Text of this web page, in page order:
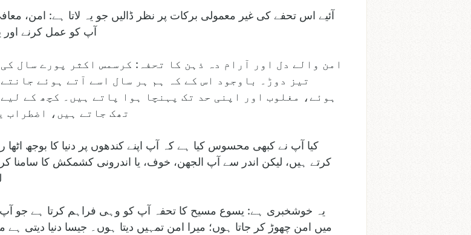
آئیے اس تحفے کی غیر معمولی برکات پر نظر ڈالیں جو یہ لاتا ہے: امن،
آپ کو عمل کرنے اور
امن والے دل اور آرام دہ ذہن کا تحفہ: کرسمس اکثر پورے سال
تیز دوڑ۔ باوجود اس کے کہ ہم ہر سال اسے آتے ہوئے
ہوئے، مغلوب اور اپنی حد تک پہنچا ہوا پاتے ہیں۔ کچھ کے
تھک جاتے ہیں، اضطراب
کیا آپ نے کبھی محسوس کیا ہے کہ آپ اپنے کندھوں پر دنیا کا بوجھ
کرتے ہیں، لیکن اندر سے آپ الجھن، خوف، یا اندرونی کشمکش کا سامنا
یہ خوشخبری ہے: یسوع مسیح کا تحفہ آپ کو وہی فراہم کرتا ہے جو آپ
میں امن چھوڑ کر جاتا ہوں؛ میرا امن تمہیں دیتا ہوں۔ جیسا دنیا دیتی ہے